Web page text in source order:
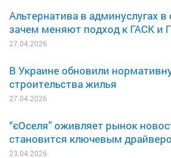
Альтернатива в админуслугах в
зачем меняют подход к ГАСК и
27.04.2026
В Украине обновили
строительства жилья
27.04.2026
“єОселя” оживляет рынок
становится ключевым
23.04.2026